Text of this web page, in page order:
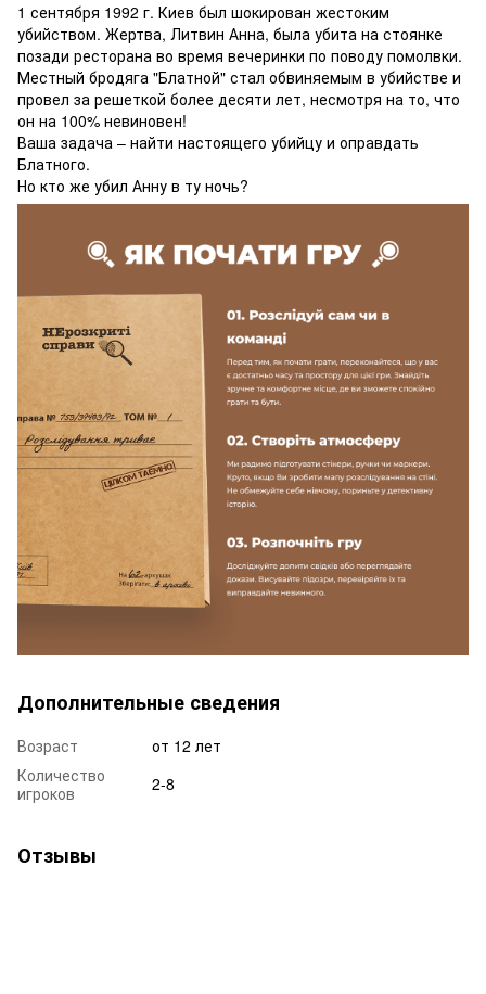
1 сентября 1992 г. Киев был шокирован жестоким
убийством. Жертва, Литвин Анна, была убита на стоянке
позади ресторана во время вечеринки по поводу помолвки.
Местный бродяга "Блатной" стал обвиняемым в убийстве и
провел за решеткой более десяти лет, несмотря на то, что
он на 100% невиновен!
Ваша задача – найти настоящего убийцу и оправдать
Блатного.
Но кто же убил Анну в ту ночь?
Дополнительные сведения
Возраст
от 12 лет
Количество
игроков
2-8
Отзывы